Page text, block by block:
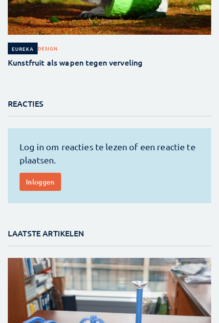
EUREKA DESIGN
Kunstfruit als wapen tegen verveling
REACTIES
LAATSTE ARTIKELEN